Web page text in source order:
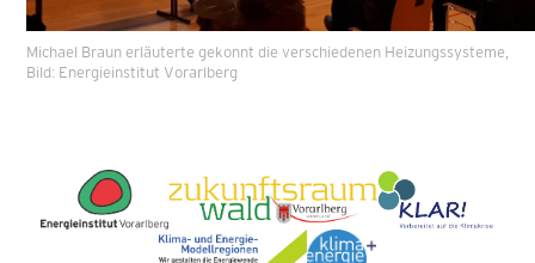
Michael Braun erläuterte gekonnt die verschiedenen Heizungssysteme,
Bild: Energieinstitut Vorarlberg